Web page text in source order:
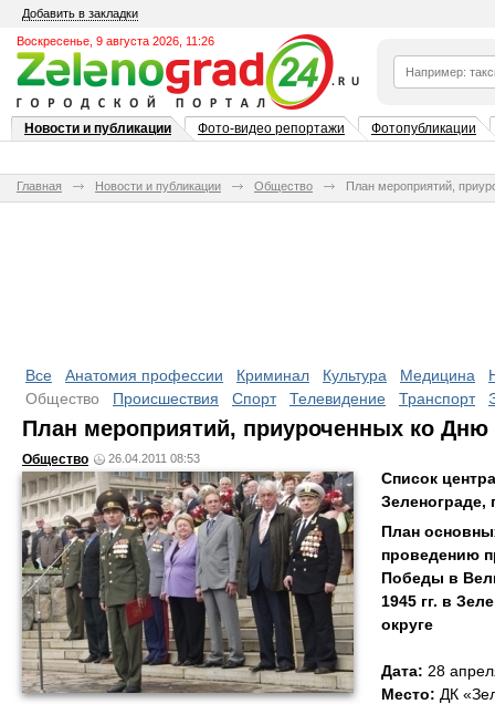
Добавить в закладки
Воскресенье, 9 августа 2026, 11:26
Новости и публикации Фото-видео репортажи Фотопубликации
Главная Новости и публикации Общество План мероприятий,
Все Анатомия профессии Криминал Культура Медицина
Общество
Происшествия Спорт Телевидение Транспорт
План мероприятий, приуроченных ко
Общество 26.04.2011 08:53
Список
План
проведению
Победы в
1945 гг. в
округе
Дата: 28
Место: ДК